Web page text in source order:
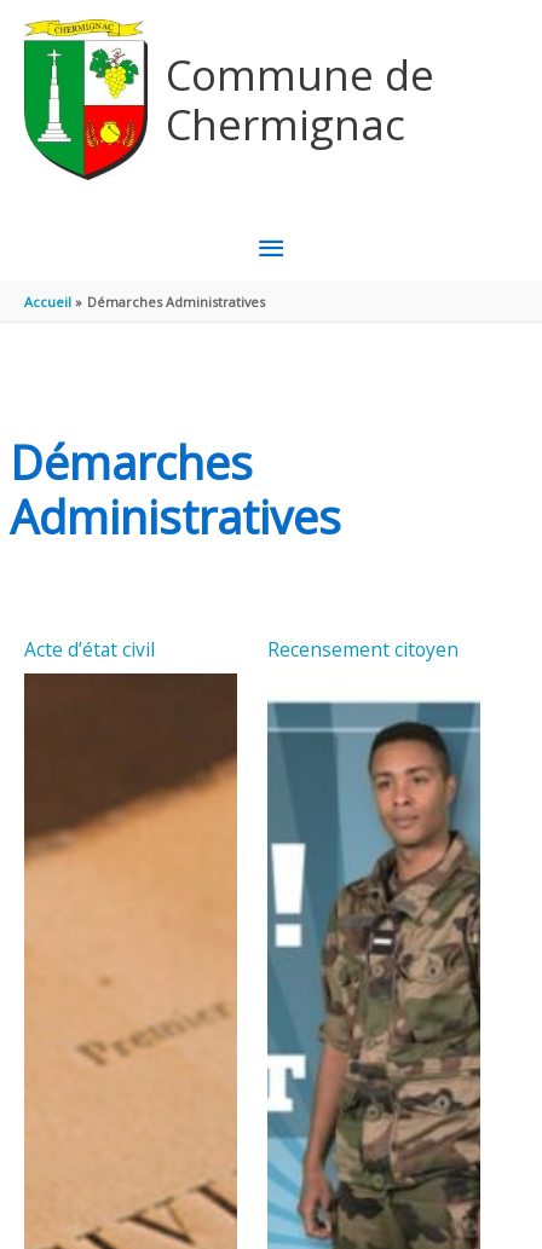
Commune de
Chermignac
MENU
PRINCIPAL
Accueil Démarches Administratives
Démarches
Administratives
Acte d’état civil Recensement citoyen